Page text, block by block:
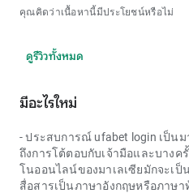
คุณคิดว่าเนื้อหานี้มีประโยชน์หรือไม่
ดูรีวิวทั้งหมด
มีอะไรใหม่
- ประสบการณ์ ufabet login เป็นม
ถึงการโต้ตอบกับเจ้ามือและบางค
โนออนไลน์ของมาเลเซียมักจะเ
สื่อสารเป็นภาษาอังกฤษหรือภาษ